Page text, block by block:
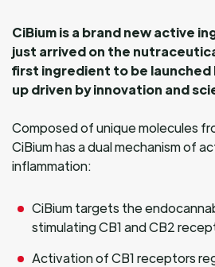
CiBium is a brand new active
just arrived on the
first ingredient to be launched
up driven by innovation and
Composed of unique molecules
CiBium has a dual mechanism of
inflammation:
CiBium targets the
stimulating CB1 and CB2
Activation of CB1 receptors